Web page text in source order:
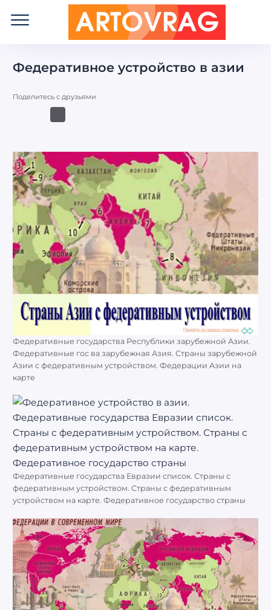
Федеративное устройство в азии
Поделитесь с друзьями
Федеративные государства Республики зарубежной Азии.
Федеративные гос ва зарубежная Азия. Страны зарубежной
Азии с федеративным устройством. Федерации Азии на
карте
Федеративные государства Евразии список. Страны с
федеративным устройством. Страны с федеративным
устройством на карте. Федеративное государство страны